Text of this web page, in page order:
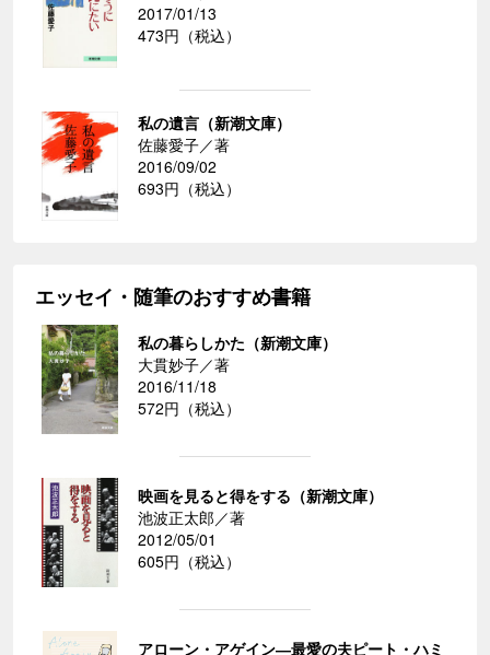
2017/01/13
473円（税込）
私の遺言（新潮文庫）
佐藤愛子／著
2016/09/02
693円（税込）
エッセイ・随筆のおすすめ書籍
私の暮らしかた（新潮文庫）
大貫妙子／著
2016/11/18
572円（税込）
映画を見ると得をする（新潮文庫）
池波正太郎／著
2012/05/01
605円（税込）
アローン・アゲイン―最愛の夫ピート・ハミ